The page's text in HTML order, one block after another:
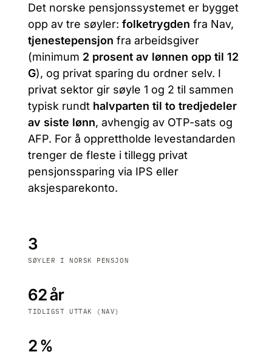
Det norske pensjonssystemet er bygget
opp av tre søyler: folketrygden fra Nav,
tjenestepensjon fra arbeidsgiver
(minimum 2 prosent av lønnen opp til 12
G), og privat sparing du ordner selv. I
privat sektor gir søyle 1 og 2 til sammen
typisk rundt halvparten til to tredjedeler
av siste lønn, avhengig av OTP-sats og
AFP. For å opprettholde levestandarden
trenger de fleste i tillegg privat
pensjonssparing via IPS eller
aksjesparekonto.
3
SØYLER I NORSK PENSJON
62 år
TIDLIGST UTTAK (NAV)
2 %